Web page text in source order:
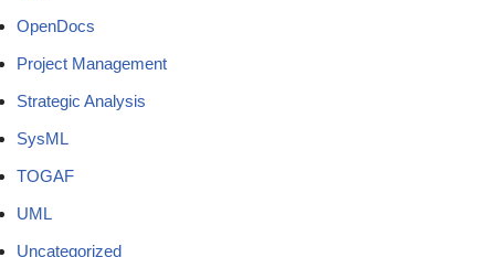
OpenDocs
Project Management
Strategic Analysis
SysML
TOGAF
UML
Uncategorized